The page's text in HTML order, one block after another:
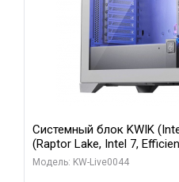
Системный блок KWIK
(Raptor Lake, Intel 7,
модуля)/ Gigabyte
Модель: KW-Live0044